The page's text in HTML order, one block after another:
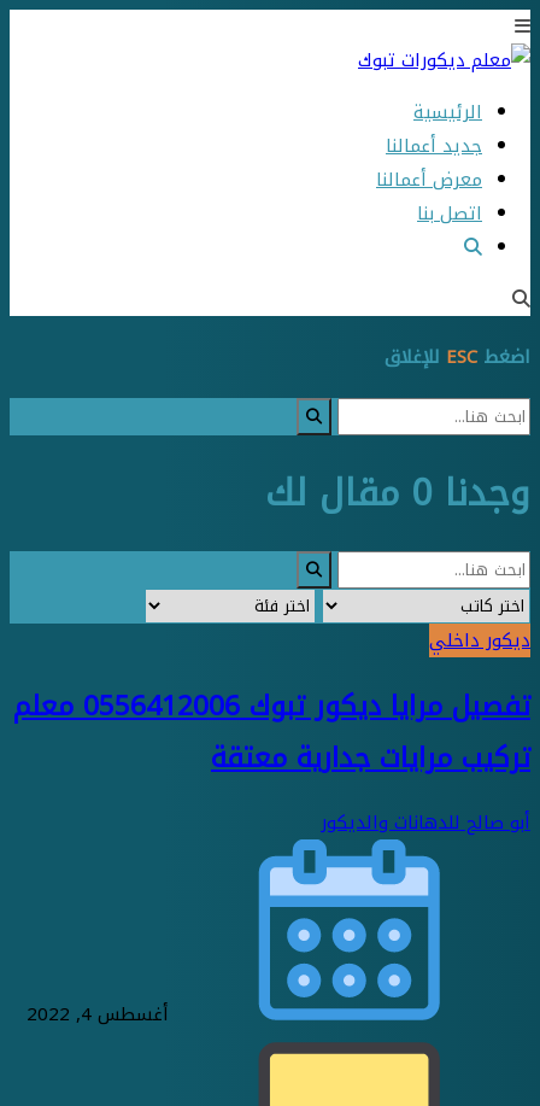
الرئيسية
جديد أعمالنا
معرض أعمالنا
اتصل بنا
اضغطESC للإغلاق
وجدنا 0 مقال لك
ديكور داخلي
تفصيل مرايا ديكور تبوك 0556412006 معلم
تركيب مرايات جدارية معتقة
أبو صالح للدهانات والديكور
أغسطس 4, 2022